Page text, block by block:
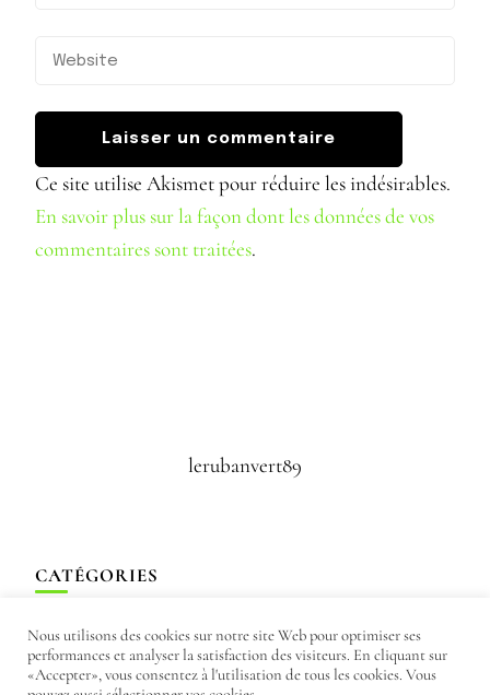
Ce site utilise Akismet pour réduire les indésirables.
En savoir plus sur la façon dont les données de vos
commentaires sont traitées.
lerubanvert89
CATÉGORIES
Nous utilisons des cookies sur notre site Web pour optimiser ses
performances et analyser la satisfaction des visiteurs. En cliquant sur
«Accepter», vous consentez à l'utilisation de tous les cookies. Vous